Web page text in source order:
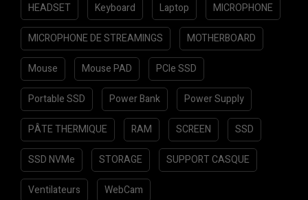
HEADSET Keyboard Laptop MICROPHONE
MICROPHONE DE STREAMINGS MOTHERBOARD
Mouse Mouse PAD PCIe SSD
Portable SSD Power Bank Power Supply
PÂTE THERMIQUE RAM SCREEN SSD
SSD NVMe STORAGE SUPPORT CASQUE
Ventilateurs WebCam